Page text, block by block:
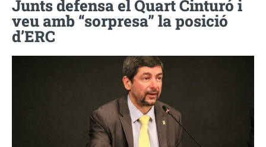
Junts defensa el Quart Cinturó i
veu amb “sorpresa” la posició
d’ERC